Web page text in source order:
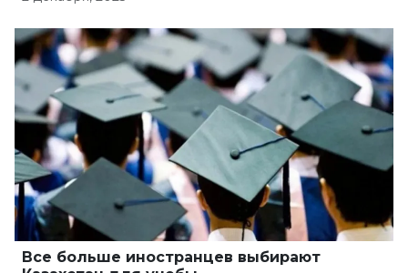
Все больше иностранцев выбирают